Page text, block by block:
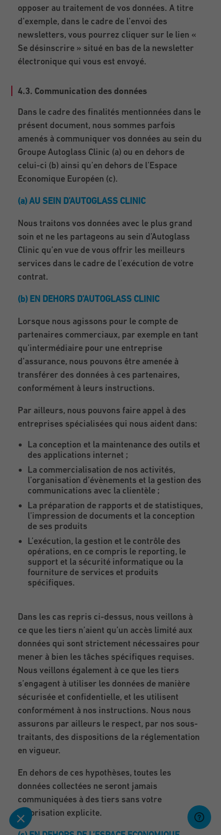
opposer au traitement de vos données. A titre
d’exemple, dans le cadre de l’envoi des
newsletters, vous pourrez cliquer sur le lien «
Se désinscrire » situé en bas de la newsletter
électronique qui vous est envoyé.
4.3. Communication des données
Dans le cadre des finalités mentionnées dans le
présent document, nous sommes parfois
amenés à communiquer vos données au sein du
Groupe Autoglass Clinic (a) ou en dehors de
celui-ci (b) ainsi qu’en dehors de l’Espace
Economique Européen (c).
(a) AU SEIN D’AUTOGLASS CLINIC
Nous traitons vos données avec le plus grand
soin et ne les partageons au sein d’Autoglass
Clinic qu’en vue de vous offrir les meilleurs
services dans le cadre de l’exécution de votre
contrat.
(b) EN DEHORS D’AUTOGLASS CLINIC
Lorsque nous agissons pour le compte de
partenaires commerciaux, par exemple en tant
qu’intermédiaire pour une entreprise
d’assurance, nous pouvons être amenée à
transférer des données à ces partenaires,
conformément à leurs instructions.
Par ailleurs, nous pouvons faire appel à des
entreprises spécialisées qui nous aident dans:
La conception et la maintenance des outils et
des applications internet ;
La commercialisation de nos activités,
l’organisation d’évènements et la gestion des
communications avec la clientèle ;
La préparation de rapports et de statistiques,
l’impression de documents et la conception
de ses produits
L’exécution, la gestion et le contrôle des
opérations, en ce compris le reporting, le
support et la sécurité informatique ou la
fourniture de services et produits
spécifiques.
Dans les cas repris ci-dessus, nous veillons à
ce que les tiers n’aient qu’un accès limité aux
données qui sont strictement nécessaires pour
mener à bien les tâches spécifiques requises.
Nous veillons également à ce que les tiers
s’engagent à utiliser les données de manière
sécurisée et confidentielle, et les utilisent
conformément à nos instructions. Nous nous
assurons par ailleurs le respect, par nos sous-
traitants, des dispositions de la réglementation
en vigueur.
En dehors de ces hypothèses, toutes les
données collectées ne seront jamais
communiquées à des tiers sans votre
autorisation explicite.